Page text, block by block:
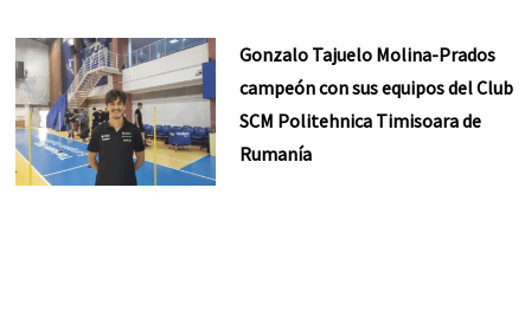
Gonzalo Tajuelo Molina-Prados
campeón con sus equipos del Club
SCM Politehnica Timisoara de
Rumanía